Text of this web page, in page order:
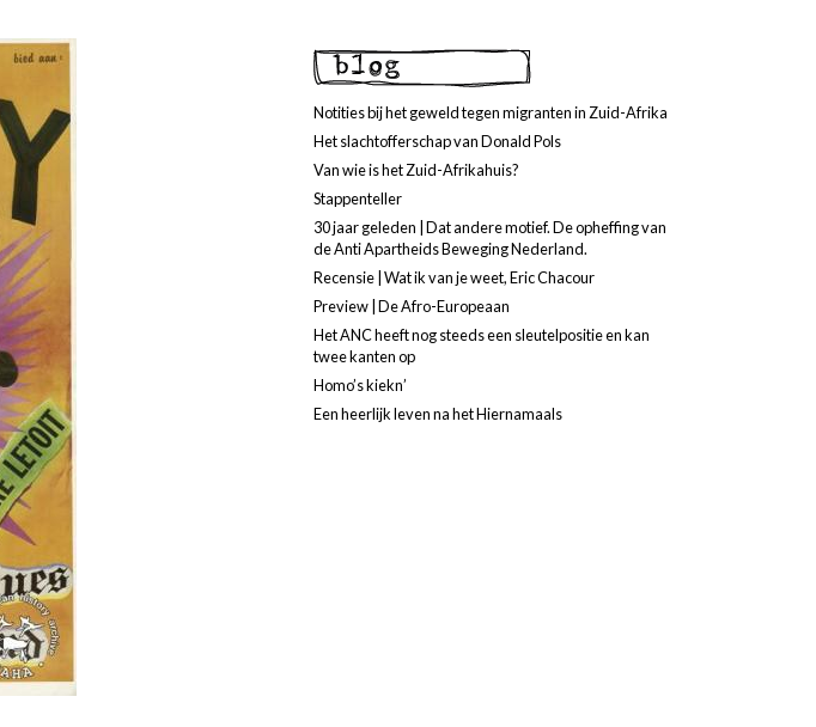
Notities bij het geweld tegen migranten in Zuid-Afrika
Het slachtofferschap van Donald Pols
Van wie is het Zuid-Afrikahuis?
Stappenteller
30 jaar geleden | Dat andere motief. De opheffing van
de Anti Apartheids Beweging Nederland.
Recensie | Wat ik van je weet, Eric Chacour
Preview | De Afro-Europeaan
Het ANC heeft nog steeds een sleutelpositie en kan
twee kanten op
Homo’s kiekn’
Een heerlijk leven na het Hiernamaals